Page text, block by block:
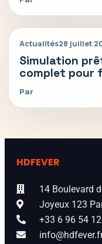
Actualités28 juillet
Simulation
complet pour
Par
HDFEVER
14 Boulevard
Joyeux 123
+33 6 96 54